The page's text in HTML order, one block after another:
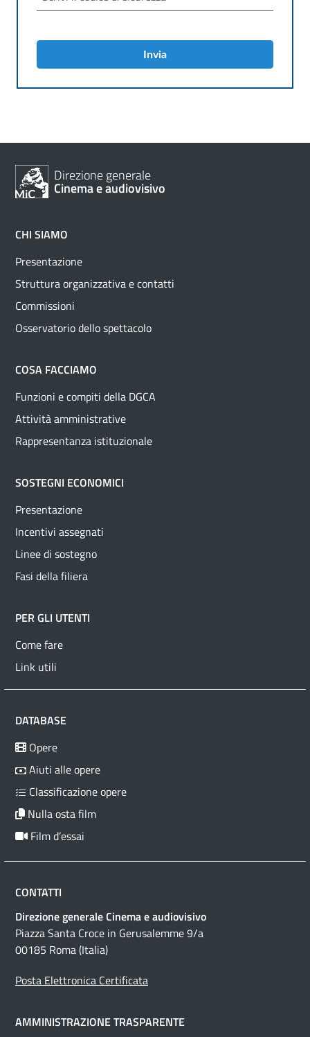
Invia
Direzione generale
Cinema e audiovisivo
CHI SIAMO
Presentazione
Struttura organizzativa e contatti
Commissioni
Osservatorio dello spettacolo
COSA FACCIAMO
Funzioni e compiti della DGCA
Attività amministrative
Rappresentanza istituzionale
SOSTEGNI ECONOMICI
Presentazione
Incentivi assegnati
Linee di sostegno
Fasi della filiera
PER GLI UTENTI
Come fare
Link utili
DATABASE
Opere
Aiuti alle opere
Classificazione opere
Nulla osta film
Film d’essai
CONTATTI
Direzione generale Cinema e audiovisivo
Piazza Santa Croce in Gerusalemme 9/a
00185 Roma (Italia)
Posta Elettronica Certificata
AMMINISTRAZIONE TRASPARENTE